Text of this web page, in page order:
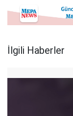
İlgili Haberler